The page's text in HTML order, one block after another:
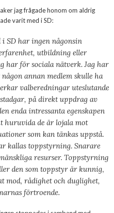
jag frågade honom om aldrig
varit med iSD:
SD har ingen någonsin
utbildning eller
har för sociala nätverk. Jag har
annan medlem skulle ha
valberedningar uteslutande
på direkt uppdrag av
enda intressanta egenskapen
huruvida de är lojala mot
som kan tänkas uppstå.
kallas toppstyrning. Snarare
resurser. Toppstyrning
den som toppstyr är kunnig,
mod, rådighet och duglighet,
förtroende.